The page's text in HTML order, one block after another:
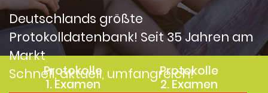
Deutschlands größte
Protokolldatenbank! Seit 35 Jahren am
Markt
Schnell, aktuell, umfangreich!
Protokolle
1. Examen
Protokolle
2. Examen